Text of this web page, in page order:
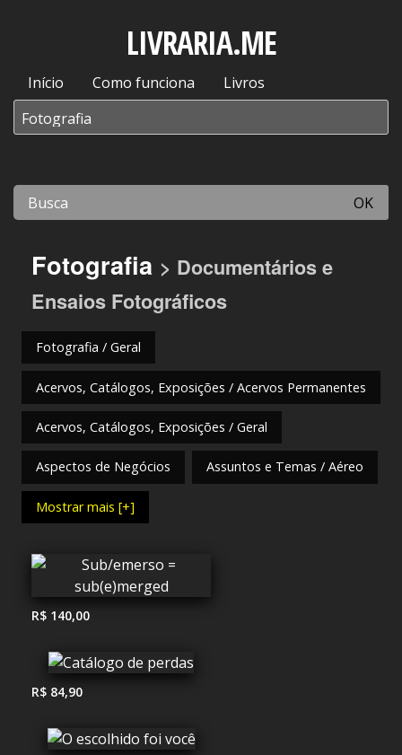
LIVRARIA.ME
Início Como funciona Livros
OK
Fotografia > Documentários e
Ensaios Fotográficos
Fotografia / Geral
Acervos, Catálogos, Exposições / Acervos Permanentes
Acervos, Catálogos, Exposições / Geral
Aspectos de Negócios Assuntos e Temas / Aéreo
Mostrar mais [+]
R$ 140,00
R$ 84,90